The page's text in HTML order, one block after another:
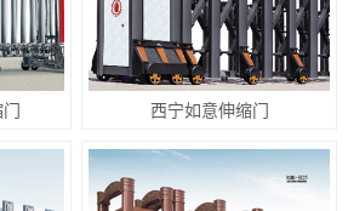
西宁如意伸缩门